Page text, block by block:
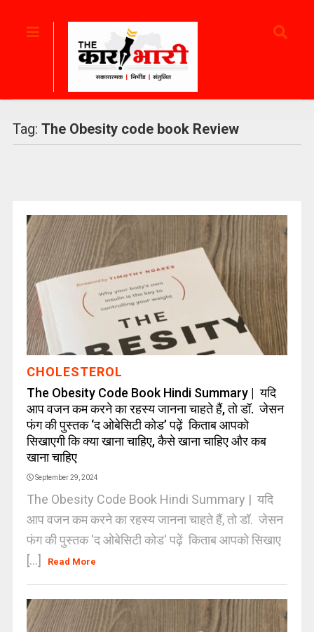
Tag: The Obesity code book Review
CHOLESTEROL
The Obesity Code Book Hindi Summary | यदि
आप वजन कम करने का रहस्य जानना चाहते हैं, तो डॉ. जेसन
फंग की पुस्तक ‘द ओबेसिटी कोड’ पढ़ें किताब आपको
सिखाएगी कि क्या खाना चाहिए, कैसे खाना चाहिए और कब
खाना चाहिए
September 29, 2024
The Obesity Code Book Hindi Summary | यदि
आप वजन कम करने का रहस्य जानना चाहते हैं, तो डॉ. जेसन
फंग की पुस्तक 'द ओबेसिटी कोड' पढ़ें किताब आपको सिखाए
[...]
Read More